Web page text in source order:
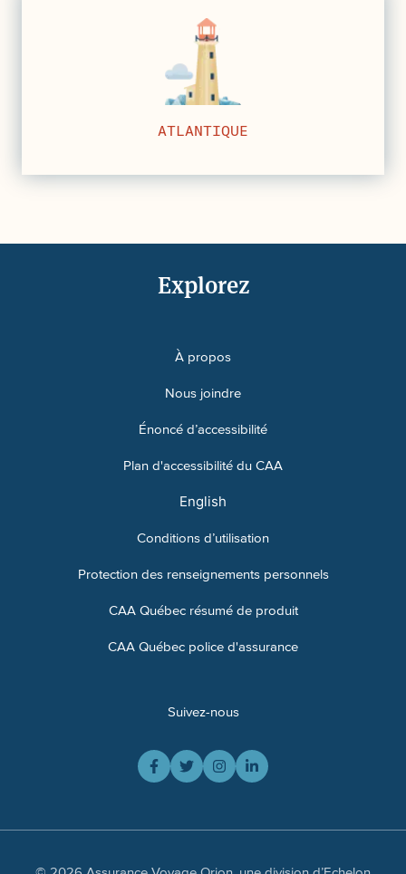
ATLANTIQUE
Explorez
À propos
Nous joindre
Énoncé d’accessibilité
Plan d'accessibilité du CAA
English
Conditions d’utilisation
Protection des renseignements personnels
CAA Québec résumé de produit
CAA Québec police d'assurance
Suivez-nous